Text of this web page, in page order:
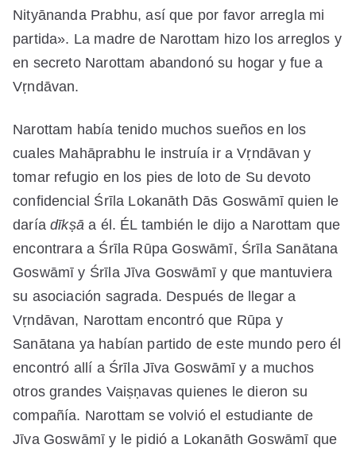
Nityānanda Prabhu, así que por favor arregla mi
partida». La madre de Narottam hizo los arreglos y
en secreto Narottam abandonó su hogar y fue a
Vṛndāvan.
Narottam había tenido muchos sueños en los
cuales Mahāprabhu le instruía ir a Vṛndāvan y
tomar refugio en los pies de loto de Su devoto
confidencial Śrīla Lokanāth Dās Goswāmī quien le
daríadīkṣā a él. ÉL también le dijo a Narottam que
encontrara a Śrīla Rūpa Goswāmī, Śrīla Sanātana
Goswāmī y Śrīla Jīva Goswāmī y que mantuviera
su asociación sagrada. Después de llegar a
Vṛndāvan, Narottam encontró que Rūpa y
Sanātana ya habían partido de este mundo pero él
encontró allí a Śrīla Jīva Goswāmī y a muchos
otros grandes Vaiṣṇavas quienes le dieron su
compañía. Narottam se volvió el estudiante de
Jīva Goswāmī y le pidió a Lokanāth Goswāmī que